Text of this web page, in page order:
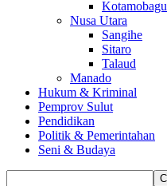
Kotamobagu
Nusa Utara
Sangihe
Sitaro
Talaud
Manado
Hukum & Kriminal
Pemprov Sulut
Pendidikan
Politik & Pemerintahan
Seni & Budaya